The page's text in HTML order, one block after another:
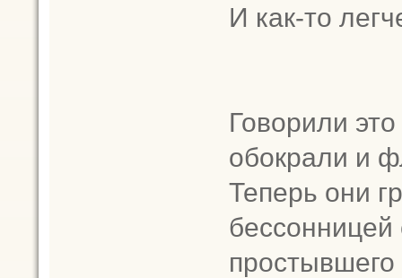
И как-то
Говорили
обокрали и
Теперь они